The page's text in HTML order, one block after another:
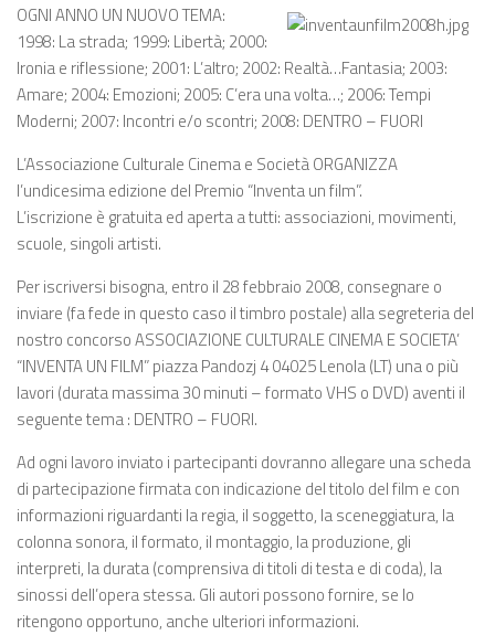
OGNI ANNO UN NUOVO TEMA:
1998: La strada; 1999: Libertà; 2000:
Ironia e riflessione; 2001: L’altro; 2002: Realtà…Fantasia; 2003:
Amare; 2004: Emozioni; 2005: C’era una volta…; 2006: Tempi
Moderni; 2007: Incontri e/o scontri; 2008: DENTRO – FUORI
L’Associazione Culturale Cinema e Società ORGANIZZA
l’undicesima edizione del Premio “Inventa un film”.
L’iscrizione è gratuita ed aperta a tutti: associazioni, movimenti,
scuole, singoli artisti.
Per iscriversi bisogna, entro il 28 febbraio 2008, consegnare o
inviare (fa fede in questo caso il timbro postale) alla segreteria del
nostro concorso ASSOCIAZIONE CULTURALE CINEMA E SOCIETA’
“INVENTA UN FILM” piazza Pandozj 4 04025 Lenola (LT) una o più
lavori (durata massima 30 minuti – formato VHS o DVD) aventi il
seguente tema : DENTRO – FUORI.
Ad ogni lavoro inviato i partecipanti dovranno allegare una scheda
di partecipazione firmata con indicazione del titolo del film e con
informazioni riguardanti la regia, il soggetto, la sceneggiatura, la
colonna sonora, il formato, il montaggio, la produzione, gli
interpreti, la durata (comprensiva di titoli di testa e di coda), la
sinossi dell’opera stessa. Gli autori possono fornire, se lo
ritengono opportuno, anche ulteriori informazioni.